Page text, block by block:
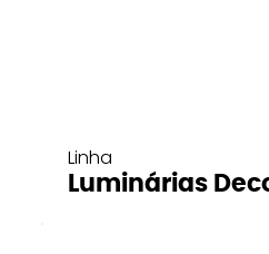
Linha
Luminárias